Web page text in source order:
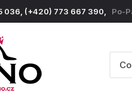
036, (+420) 773 667 390, Po-